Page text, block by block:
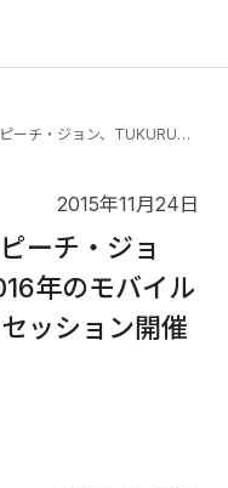
[プレスリリース]ぴあ、ピーチ・ジョン、TUKURUが語る“2016年のモバイルEC大胆予測”無料トークセッション開催
2015年11月24日
ーチ・ジョ
年のモバイル
ッション開催